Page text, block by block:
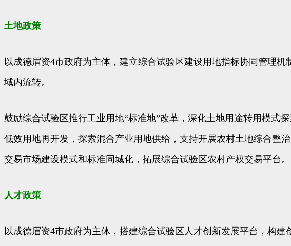
土地政策
以成德眉资4市政府为主体，建立综合试验区建设用地指标协同管理
域内流转。
鼓励综合试验区推行工业用地“标准地”改革，深化土地用途转用模式
低效用地再开发，探索混合产业用地供给，支持开展农村土地综合整
交易市场建设模式和标准同城化，拓展综合试验区农村产权交易平台。
人才政策
以成德眉资4市政府为主体，搭建综合试验区人才创新发展平台，构